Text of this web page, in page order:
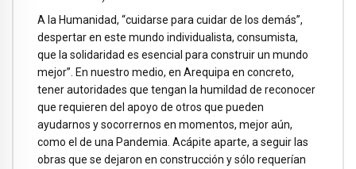
A la Humanidad, “cuidarse para cuidar de los demás”,
despertar en este mundo individualista, consumista,
que la solidaridad es esencial para construir un mundo
mejor”. En nuestro medio, en Arequipa en concreto,
tener autoridades que tengan la humildad de reconocer
que requieren del apoyo de otros que pueden
ayudarnos y socorrernos en momentos, mejor aún,
como el de una Pandemia. Acápite aparte, a seguir las
obras que se dejaron en construcción y sólo requerían